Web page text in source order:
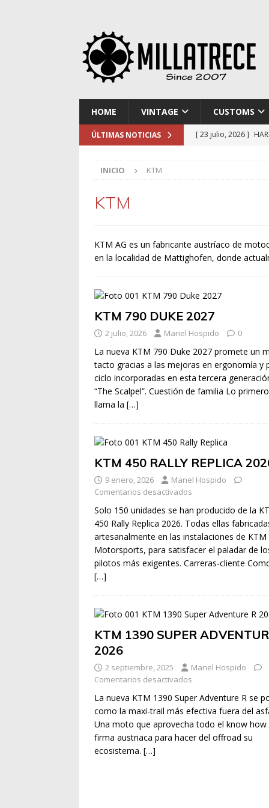
HOME VINTAGE CUSTOMS
ÚLTIMAS NOTICIAS [ 23 julio, 2026 ]
INICIO KTM
KTM
KTM AG es un fabricante austríaco de
en la localidad de Mattighofen, donde
KTM 790 DUKE 2027
2 julio, 2026 Manel Hospido 0
La nueva KTM 790 Duke 2027 promete un
tacto gracias a las mejoras en ergonomía y
ciclo incorporadas en esta tercera
“The Scalpel”. Cuestión de familia Lo
llama la […]
KTM 450 RALLY REPLICA
9 enero, 2026
Manel Hospido
Comentarios desactivados
Solo 150 unidades se han producido de la
450 Rally Replica 2026. Todas ellas
artesanalmente en las instalaciones de KTM
Motorsports, para satisfacer el paladar de
pilotos más exigentes. Carreras-cliente
[…]
KTM 1390 SUPER
2026
2 septiembre, 2025
Manel Hospido
Comentarios desactivados
La nueva KTM 1390 Super Adventure R se
como la maxi-trail más efectiva fuera del
Una moto que aprovecha todo el know how
firma austriaca para hacer del offroad su
ecosistema. […]